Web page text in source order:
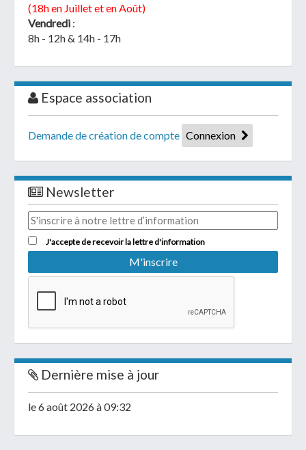
(18h en Juillet et en Août)
Vendredi :
8h - 12h & 14h - 17h
Espace association
Demande de création de compte Connexion
Newsletter
J'accepte de recevoir la lettre d'information
Dernière mise à jour
le 6 août 2026 à 09:32